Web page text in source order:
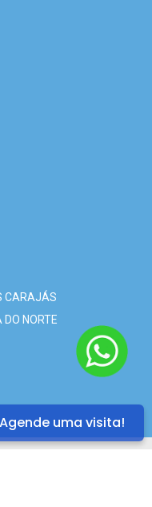
CARAJÁS
DO NORTE
Agende uma visita!